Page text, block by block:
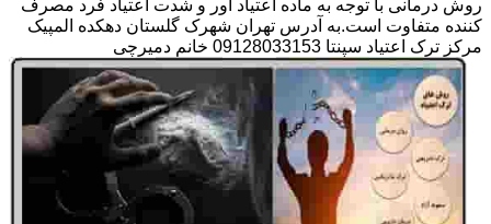
روش درمانی با توجه به ماده اعتیاد آور و شدت اعتیاد فرد مصرف
کننده متفاوت است.به آدرس تهران شهرک گلستان دهکده المپیک
مرکز ترک اعتیاد سپنتا 09128033153 خانم دمیرچی